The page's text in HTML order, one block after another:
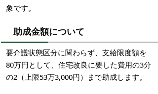
象です。
助成金額について
要介護状態区分に関わらず、支給限度額を
80万円として、住宅改良に要した費用の3分
の2（上限53万3,000円）まで助成します。